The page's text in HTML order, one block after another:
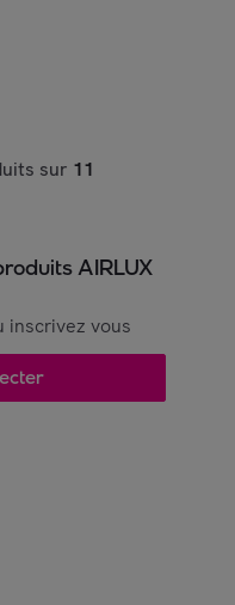
sur 11
AIRLUX
inscrivez vous